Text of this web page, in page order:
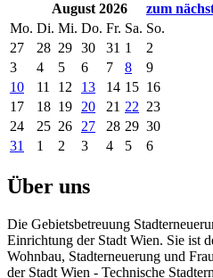
August 2026
zum
Mo. Di. Mi. Do. Fr. Sa. So.
27
28 29 30 31 1
2
3
4 5 6 7 8
9
10
11 12 13 14 15 16
17
18 19 20 21 22 23
24
25 26 27 28 29 30
31
1 2 3 4 5 6
Über uns
Die Gebietsbetreuung
Einrichtung der Stadt Wien. Sie ist
Wohnbau, Stadt­erneuerung und
der Stadt Wien - Technische